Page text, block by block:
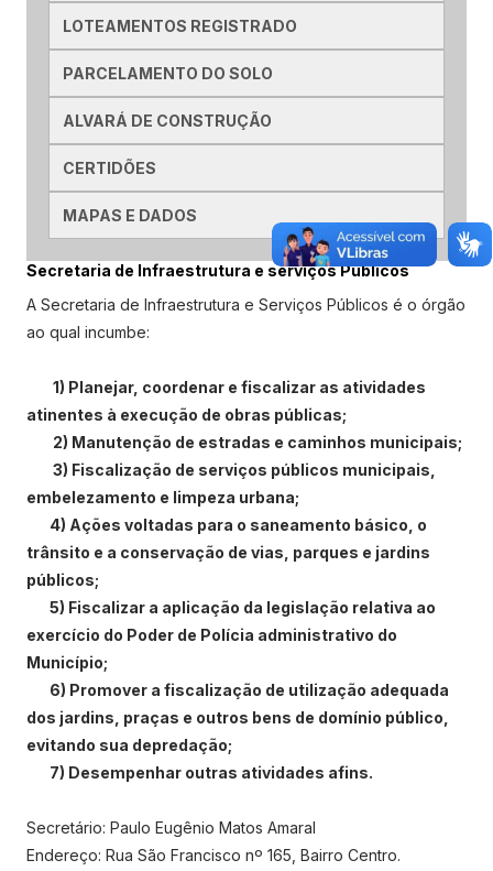
LOTEAMENTOS REGISTRADO
PARCELAMENTO DO SOLO
ALVARÁ DE CONSTRUÇÃO
CERTIDÕES
MAPAS E DADOS
Secretaria de Infraestrutura e serviços Públicos
A Secretaria de Infraestrutura e Serviços Públicos é o órgão
ao qual incumbe:
1) Planejar, coordenar e fiscalizar as atividades
atinentes à execução de obras públicas;
2) Manutenção de estradas e caminhos municipais;
3) Fiscalização de serviços públicos municipais,
embelezamento e limpeza urbana;
4) Ações voltadas para o saneamento básico, o
trânsito e a conservação de vias, parques e jardins
públicos;
5) Fiscalizar a aplicação da legislação relativa ao
exercício do Poder de Polícia administrativo do
Município;
6) Promover a fiscalização de utilização adequada
dos jardins, praças e outros bens de domínio público,
evitando sua depredação;
7) Desempenhar outras atividades afins.
Secretário: Paulo Eugênio Matos Amaral
Endereço: Rua São Francisco nº 165, Bairro Centro.